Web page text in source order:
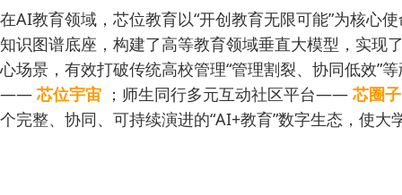
在AI教育领域，芯位教育以“开创教育无限可能”为核心
知识图谱底座，构建了高等教育领域垂直大模型，实现
心场景，有效打破传统高校管理“管理割裂、协同低效”
—— 芯位宇宙 ；师生同行多元互动社区平台—— 芯圈子
个完整、协同、可持续演进的“AI+教育”数字生态，使大